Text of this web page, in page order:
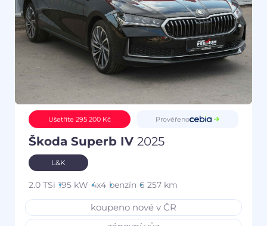
Ušetříte 295 200 Kč Prověřeno
Škoda Superb IV 2025
L&K
2.0 TSi 195 kW 4x4 benzín 6 257 km
koupeno nové v ČR